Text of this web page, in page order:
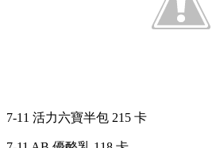
7-11 活力六寶半包 215 卡